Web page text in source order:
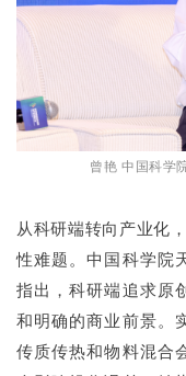
曾艳 中国科学
从科研端转向产业化
性难题。中国科学院
指出，科研端追求原
和明确的商业前景。
传质传热和物料混合